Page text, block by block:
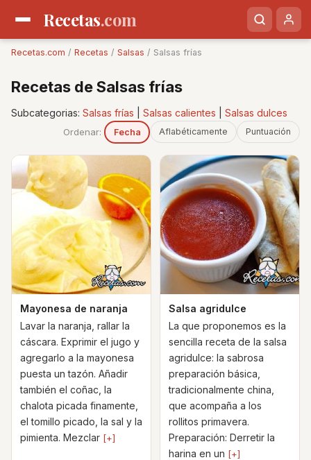
Recetas.com
Recetas.com / Recetas / Salsas / Salsas frías
Recetas de Salsas frías
Subcategorias: Salsas frías Salsas calientes Salsas dulces
Ordenar: Fecha Aflabéticamente Puntuación
Mayonesa de naranja
Lavar la naranja, rallar la
cáscara. Exprimir el jugo y
agregarlo a la mayonesa
puesta un tazón. Añadir
también el coñac, la
chalota picada finamente,
el tomillo picado, la sal y la
pimienta. Mezclar [+]
Salsa agridulce
La que proponemos es la
sencilla receta de la salsa
agridulce: la sabrosa
preparación básica,
tradicionalmente china,
que acompaña a los
rollitos primavera.
Preparación: Derretir la
harina en un [+]